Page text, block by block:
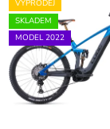
VÝPRODEJ
SKLADEM
MODEL 2022